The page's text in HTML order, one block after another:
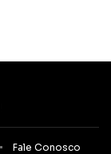
Fale Conosco